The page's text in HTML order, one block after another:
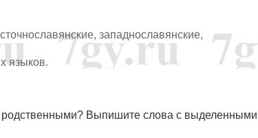
западнославянские,
языков.
родственными? Выпишите слова с выделенными